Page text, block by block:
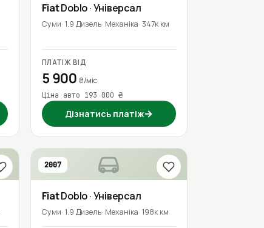
FiatDoblo· Універсал
Суми 1.9 Дизель Механіка 347к км
ПЛАТІЖ ВІД
5 900 ₴/міс
Ціна авто 193 000 ₴
Дізнатись платіж→
2007
FiatDoblo· Універсал
Суми 1.9 Дизель Механіка 198к км